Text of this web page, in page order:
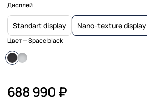
Дисплей
Standart display Nano-texture display
Цвет— Space black
688 990 ₽